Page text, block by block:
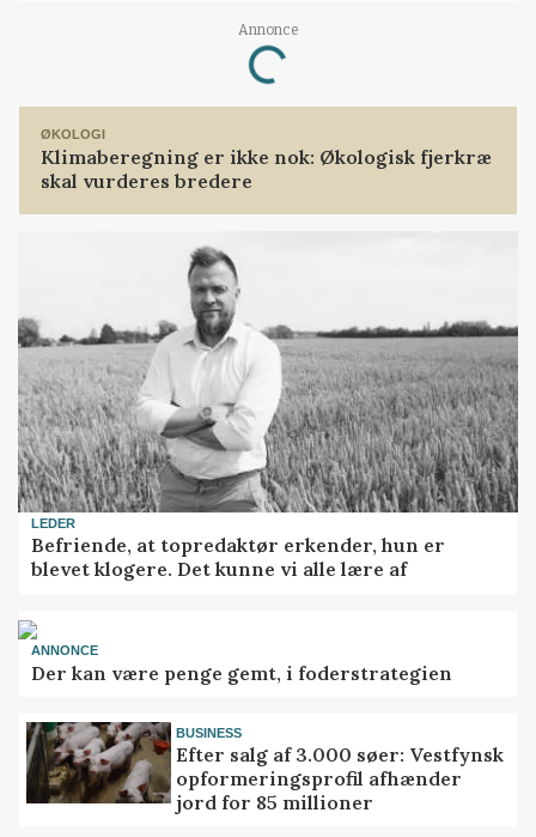
Annonce
Loading...
ØKOLOGI
Klimaberegning er ikke nok: Økologisk fjerkræ
skal vurderes bredere
LEDER
Befriende, at topredaktør erkender, hun er
blevet klogere. Det kunne vi alle lære af
ANNONCE
Der kan være penge gemt, i foderstrategien
BUSINESS
Efter salg af 3.000 søer: Vestfynsk
opformeringsprofil afhænder
jord for 85 millioner